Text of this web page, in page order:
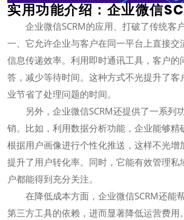
实用功能介绍：企业微信
企业微信SCRM的应用、打破了传统客
一、它允许企业与客户在同一平台上直接交
信息传递效率。利用即时通讯工具，客户的
答，减少等待时间。这种方式不光提升了客
业节省了处理问题的时间。
另外，企业微信SCRM还提供了一系列
销。比如，利用数据分析功能，企业能够精
根据用户画像进行个性化推送，这样不光增
提升了用户转化率。同时，它能有效管理私
户都能得到充分关注。
在降低成本方面，企业微信SCRM还能
第三方工具的依赖，进而显著降低运营费用